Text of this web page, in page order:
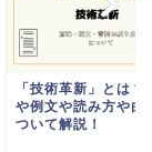
「技術革新」とは？
や例文や読み方や由
ついて解説！